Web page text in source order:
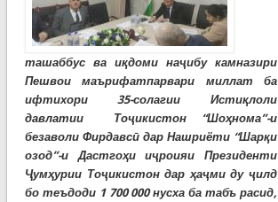
ташаббус ва иқдоми наҷибу камназири
Пешвои маърифатпарвари миллат ба
ифтихори 35-солагии Истиқлоли
давлатии Тоҷикистон “Шоҳнома”-и
безаволи Фирдавсӣ дар Нашриёти “Шарқи
озод”-и Дастгоҳи иҷроияи Президенти
Ҷумҳурии Тоҷикистон дар ҳаҷми ду ҷилд
бо теъдоди 1 700 000 нусха ба табъ расид,